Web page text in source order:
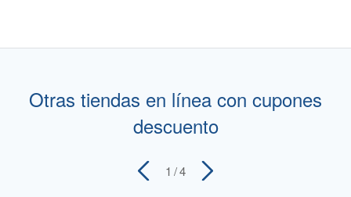
Otras tiendas en línea con cupones
descuento
1 / 4